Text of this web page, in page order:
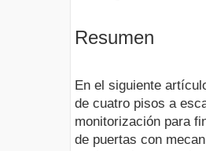
Resumen
En el siguiente
de cuatro pisos a
monitorización para
de puertas con